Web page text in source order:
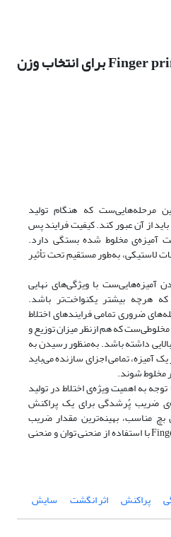
استفاده از نمودارهای Finger print برای انتخاب وزن
مرحله‌هایی‌ست که هنگام تولید
از آن عبور کند. کیفیت فرایند پس
آمیزه‌ی مخلوط شده بستگی دارد.
لاستیکی، به‌طور مستقیم تحت تأثیر
آمیزه‌هایی‌ست با ویژگی‌های نهایی
هرچه بیشتر یکنواخت‌تر باشد.
ضروری تمامی فرایندهای اختلاط
که هم ازنظر میزان توزیع و
داشته باشد. به‌منظور رسیدن به
آمیزه، تمامی اجزای سازنده می‌باید
مخلوط شوند.
به اهمیت ویژه‌ی اختلاط در تولید
ضریب پُرشدگی برای یک پراکنش
بچ مناسب، بهینه‌ترین مقدار ضریب
پُرشدگی از روی نمودار Finger print با استفاده از منحنی توان و منحنی
پراکنش اثر انگشت سایش